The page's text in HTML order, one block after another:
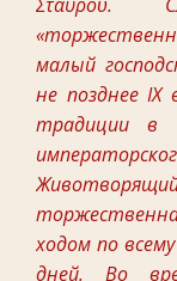
малый
не позднее
традиции в
ходом по
дней. Во